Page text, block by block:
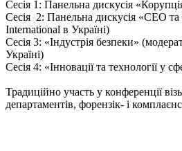
Сесія 1: Панельна дискусія
Сесія 2: Панельна дискусія «СЕО та
International в Україні)
Сесія 3: «Індустрія безпеки»
Україні)
Сесія 4: «Інновації та технології
Традиційно участь у конференції
департаментів, форензік- і